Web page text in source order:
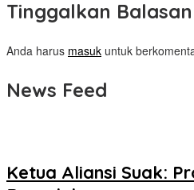
Tinggalkan Balasan
Anda harus masuk untuk
News Feed
Ketua Aliansi Suak: